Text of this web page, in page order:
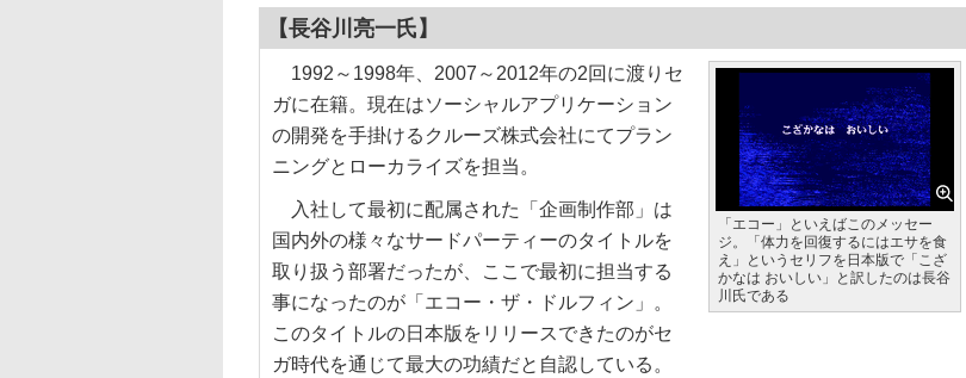
【長谷川亮一氏】
「エコー」といえばこのメッセー
ジ。「体力を回復するにはエサを食
え」というセリフを日本版で「こざ
かなは おいしい」と訳したのは長谷
川氏である
1992～1998年、2007～2012年の2回に渡りセ
ガに在籍。現在はソーシャルアプリケーション
の開発を手掛けるクルーズ株式会社にてプラン
ニングとローカライズを担当。
入社して最初に配属された「企画制作部」は
国内外の様々なサードパーティーのタイトルを
取り扱う部署だったが、ここで最初に担当する
事になったのが「エコー・ザ・ドルフィン」。
このタイトルの日本版をリリースできたのがセ
ガ時代を通じて最大の功績だと自認している。